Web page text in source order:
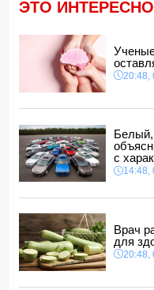
обвинений в адрес
ВС РФ взяли под
области
14:04, 08.08.2026
Прогноз погоды в
14:00, 08.08.2026
Никол Пашинян
12:48, 08.08.2026
СМИ: США ищут на Кубе
"венесуэльского
ЭТО ИНТЕРЕСНО
20:48,
Белый,
с
14:48,
Врач
для
20:48,